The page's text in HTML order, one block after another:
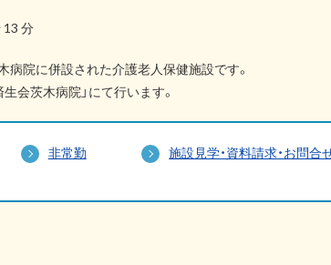
13 分
院に併設された介護老人保健施設です。
会茨木病院」にて行います。
非常勤 施設見学・資料請求・お問合